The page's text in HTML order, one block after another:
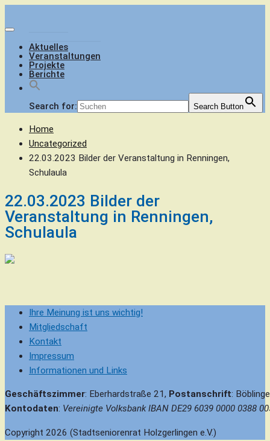
to
Menu
Aktuelles
Veranstaltungen
Projekte
Berichte
Search for: Search Button
Home
Uncategorized
22.03.2023 Bilder der Veranstaltung in Renningen,
Schulaula
22.03.2023 Bilder der
Veranstaltung in Renningen,
Schulaula
Beitragsnavigation
Ihre Meinung ist uns wichtig!
Mitgliedschaft
Kontakt
Impressum
Informationen und Links
Geschäftszimmer: Eberhardstraße 21, Postanschrift:
Kontodaten: Vereinigte Volksbank IBAN DE29 6039 0000 0388
Copyright 2026 (Stadtseniorenrat Holzgerlingen e.V.)